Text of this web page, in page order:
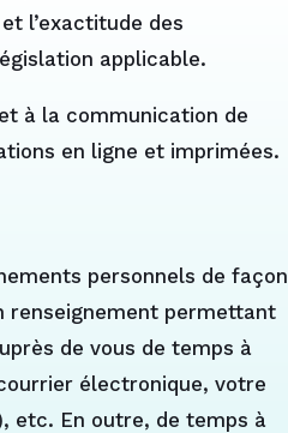
l’exactitude des
applicable.
à la communication de
en ligne et imprimées.
personnels de façon
renseignement permettant
de vous de temps à
électronique, votre
etc. En outre, de temps à